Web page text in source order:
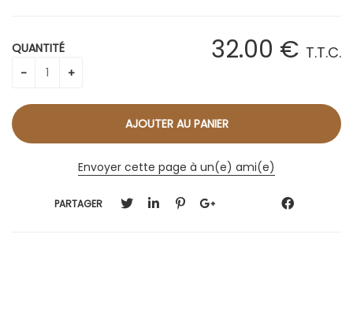
32.00 € T.T.C.
QUANTITÉ
Envoyer cette page à un(e) ami(e)
PARTAGER